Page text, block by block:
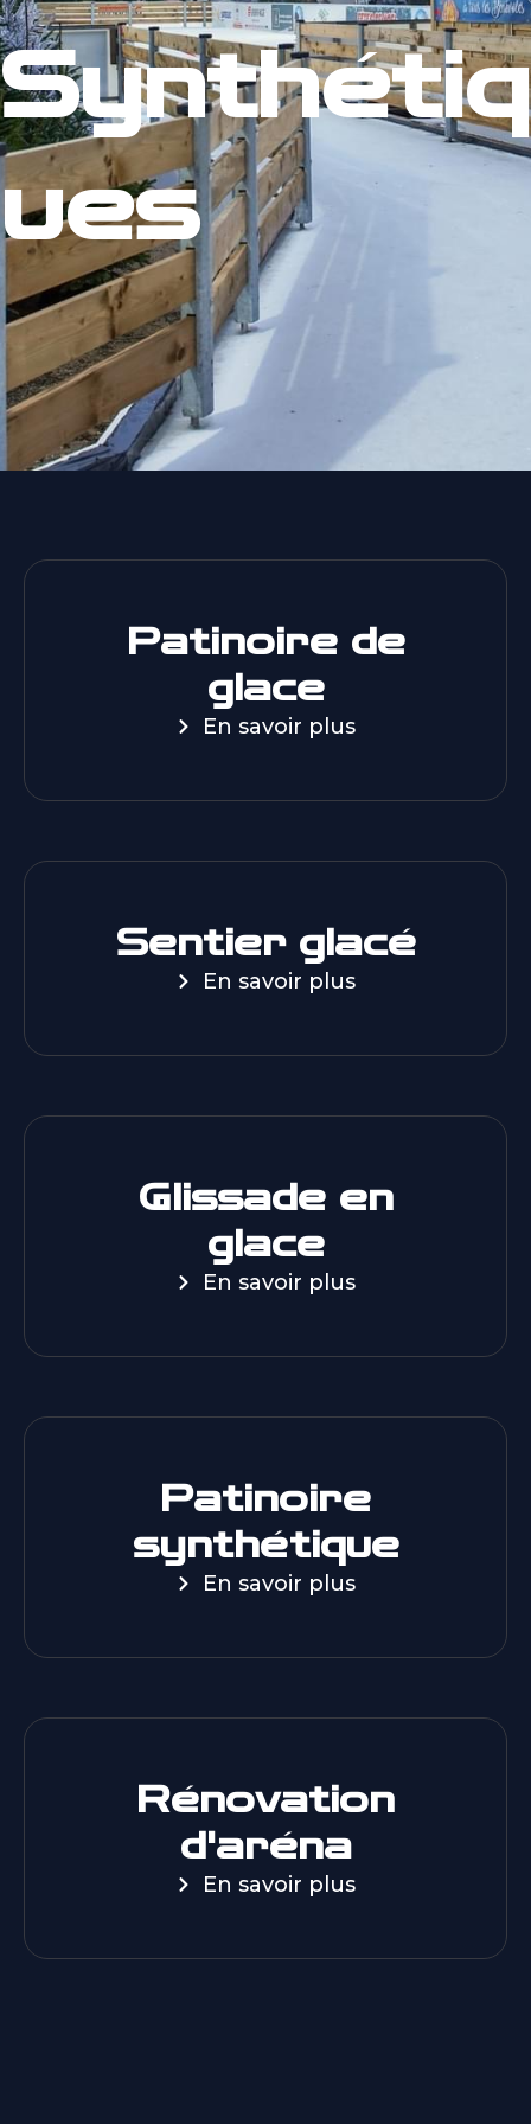
Synthétiq
ues
Patinoire de
glace
En savoir plus
Sentier glacé
En savoir plus
Glissade en
glace
En savoir plus
Patinoire
synthétique
En savoir plus
Rénovation
d'aréna
En savoir plus